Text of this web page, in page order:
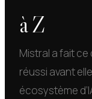
à Z
Mistral a fait ce
réussi avant
écosystème